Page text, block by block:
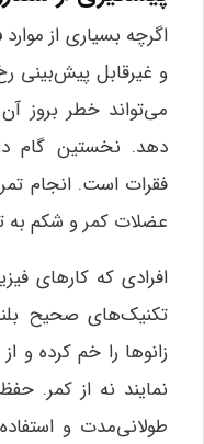
اگرچه بسیاری از موارد
و غیرقابل پیش‌بینی
می‌تواند خطر بروز
دهد. نخستین گام
فقرات است. انجام
عضلات کمر و شکم به
افرادی که کارهای
تکنیک‌های صحیح
زانوها را خم کرده و
نمایند نه از کمر.
طولانی‌مدت و